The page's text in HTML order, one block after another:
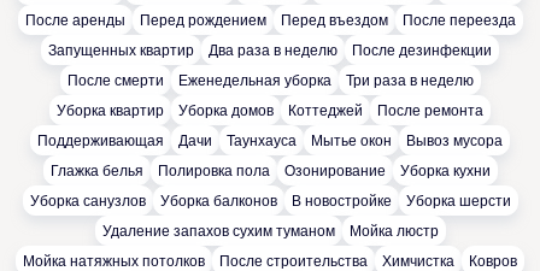
После аренды
Перед рождением Перед въездом
После переезда
Запущенных квартир
Два раза в неделю
После дезинфекции
После смерти
Еженедельная уборка
Три раза в неделю
Уборка квартир
Уборка домов Коттеджей
После ремонта
Поддерживающая
Дачи Таунхауса Мытье окон
Вывоз мусора
Глажка белья
Полировка пола Озонирование
Уборка кухни
Уборка санузлов
Уборка балконов В новостройке
Уборка шерсти
Удаление запахов сухим туманом
Мойка люстр
Мойка натяжных потолков
После строительства Химчистка
Ковров